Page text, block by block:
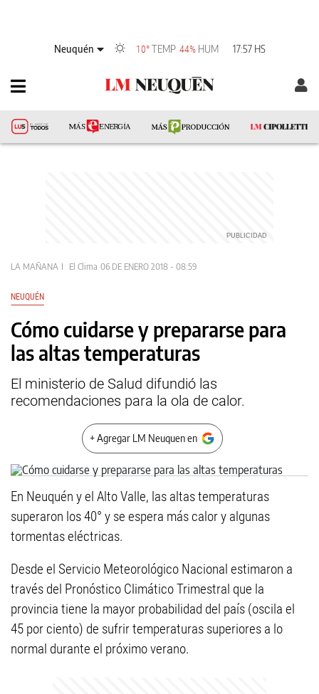
Neuquén 10° TEMP 44% HUM 17:57 HS
LA MAÑANA El Clima 06 DE ENERO 2018 - 08:59
NEUQUÉN
Cómo cuidarse y prepararse para
las altas temperaturas
El ministerio de Salud difundió las
recomendaciones para la ola de calor.
+ Agregar LM Neuquen en
En Neuquén y el Alto Valle, las altas temperaturas
superaron los 40° y se espera más calor y algunas
tormentas eléctricas.
Desde el Servicio Meteorológico Nacional estimaron a
través del Pronóstico Climático Trimestral que la
provincia tiene la mayor probabilidad del país (oscila el
45 por ciento) de sufrir temperaturas superiores a lo
normal durante el próximo verano.